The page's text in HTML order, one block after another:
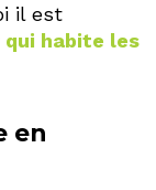
il est
qui habite les
en